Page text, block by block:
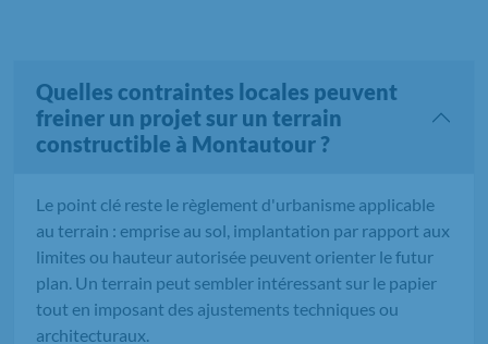
Quelles contraintes locales peuvent
freiner un projet sur un terrain
constructible à Montautour ?
Le point clé reste le règlement d'urbanisme applicable
au terrain : emprise au sol, implantation par rapport aux
limites ou hauteur autorisée peuvent orienter le futur
plan. Un terrain peut sembler intéressant sur le papier
tout en imposant des ajustements techniques ou
architecturaux.